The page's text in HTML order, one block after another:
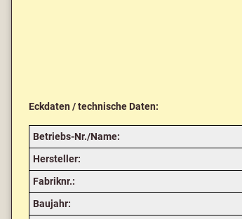
Eckdaten / technische Daten:
Betriebs-Nr./Name:
Hersteller:
Fabriknr.:
Baujahr: